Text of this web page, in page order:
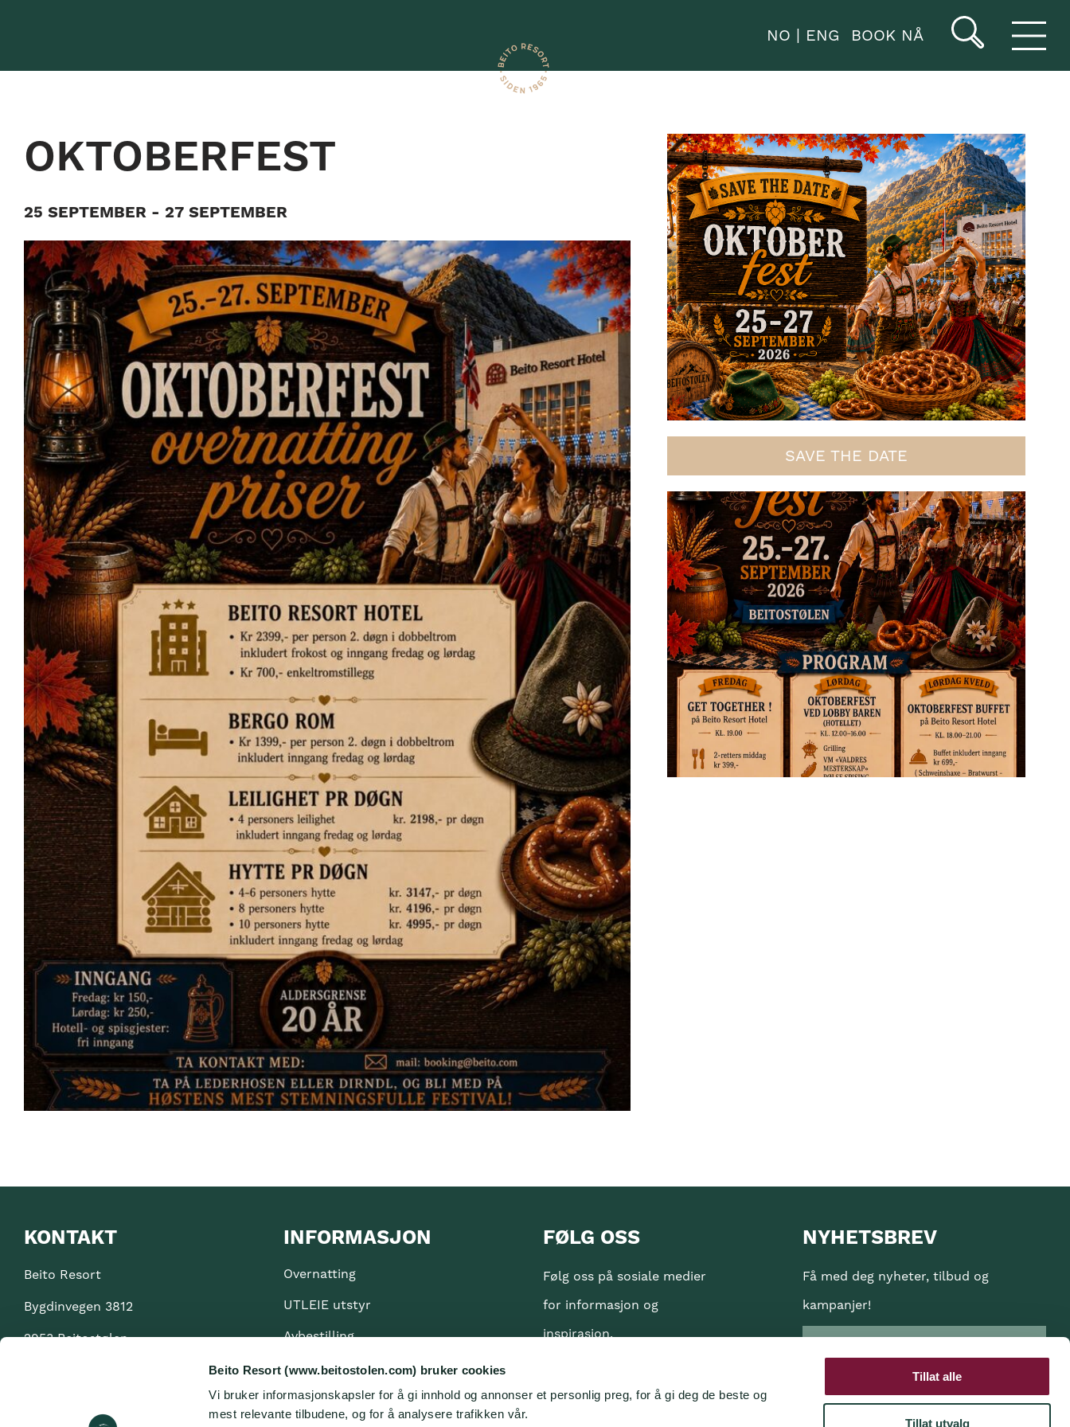
Beito Resort (www.beitostolen.com) bruker cookies
Vi bruker informasjonskapsler for å gi innhold og annonser et personlig preg, for å gi deg de beste og
mest relevante tilbudene, og for å analysere trafikken vår.
Tillat alle
Tillat utvalg
NO ENG BOOK NÅ
OKTOBERFEST
25 SEPTEMBER - 27 SEPTEMBER
SAVE THE DATE
KONTAKT
Beito Resort
Bygdinvegen 3812
2953 Beitostølen
INFORMASJON
Overnatting
UTLEIE utstyr
Avbestilling
Personvernerklæring
Åpenhetsloven
FØLG OSS
Følg oss på sosiale medier
for informasjon og
inspirasjon.
NYHETSBREV
Få med deg nyheter, tilbud og
kampanjer!
Ja jeg ønsker å motta informasjon på